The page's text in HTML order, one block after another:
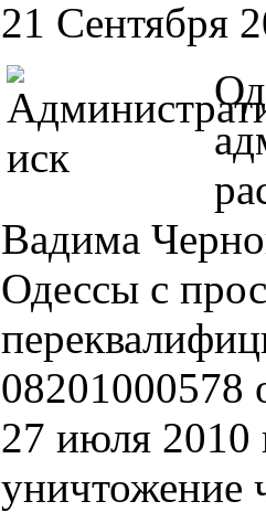
21 Сентября
Вадима
Одессы с
08201000578
27 июля 2010
уничтожение